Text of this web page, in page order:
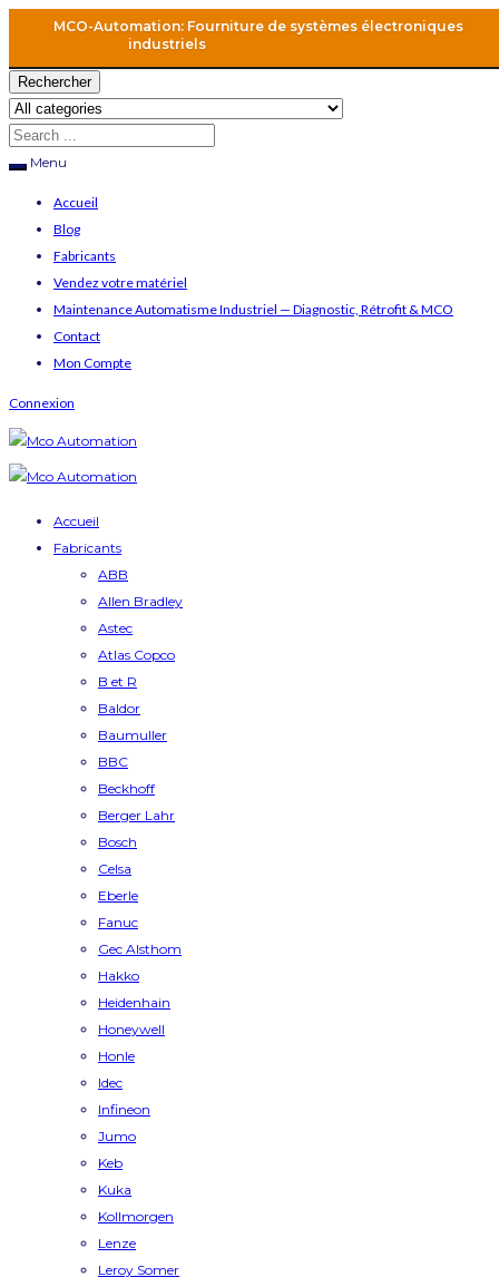
MCO-Automation: Fourniture de systèmes électroniques
industriels
Rechercher
Menu
Accueil
Blog
Fabricants
Vendez votre matériel
Maintenance Automatisme Industriel — Diagnostic, Rétrofit & MCO
Contact
Mon Compte
Connexion
Accueil
Fabricants
ABB
Allen Bradley
Astec
Atlas Copco
B et R
Baldor
Baumuller
BBC
Beckhoff
Berger Lahr
Bosch
Celsa
Eberle
Fanuc
Gec Alsthom
Hakko
Heidenhain
Honeywell
Honle
Idec
Infineon
Jumo
Keb
Kuka
Kollmorgen
Lenze
Leroy Somer